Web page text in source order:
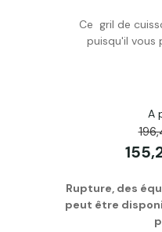
Ce gril de
puisqu'il vous
A
Rupture, des
peut être